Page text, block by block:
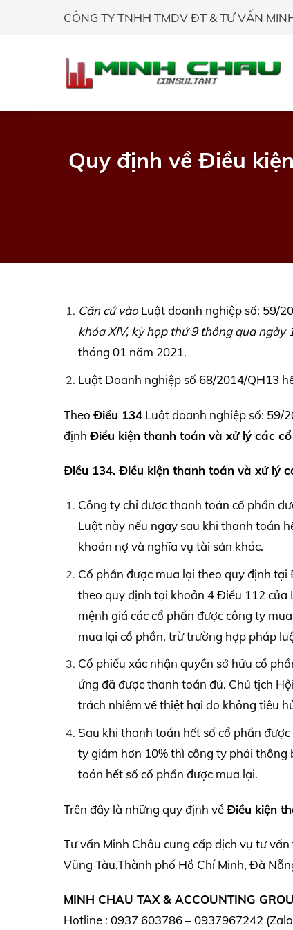
CÔNG TY TNHH TMDV ĐT & TƯ VẤN
Quy định về Điều
Căn cứ vàoLuật doanh nghiệp số: 59/
khóaXIV, kỳ họp thứ 9 thông qua ngày
tháng 01 năm 2021.
Luật Doanh nghiệp số 68/2014/QH13
Theo Điều 134 Luật doanh nghiệp số: 59/
định Điều kiện thanh toán và xử lý các
Điều 134. Điều kiện thanh toán và xử lý
Công ty chỉ được thanh toán cổ phần
Luật này nếu ngay sau khi thanh toán
khoản nợ và nghĩa vụ tài sản khác.
Cổ phần được mua lại theo quy định
theo quy định tại khoản 4 Điều 112
mệnh giá các cổ phần được công ty
mua lại cổ phần, trừ trường hợp pháp
Cổ phiếu xác nhận quyền sở hữu cổ
ứng đã được thanh toán đủ. Chủ tịch
trách nhiệm về thiệt hại do không tiêu
Sau khi thanh toán hết số cổ phần
ty giảm hơn 10% thì công ty phải
toán hết số cổ phần được mua lại.
Trên đây là những quy định vềĐiều kiện
Tư vấn Minh Châu cung cấp dịch vụ tư
Vũng Tàu,Thành phố Hồ Chí Minh, Đà
MINH CHAU TAX & ACCOUNTING
Hotline : 0937 603786 – 0937967242